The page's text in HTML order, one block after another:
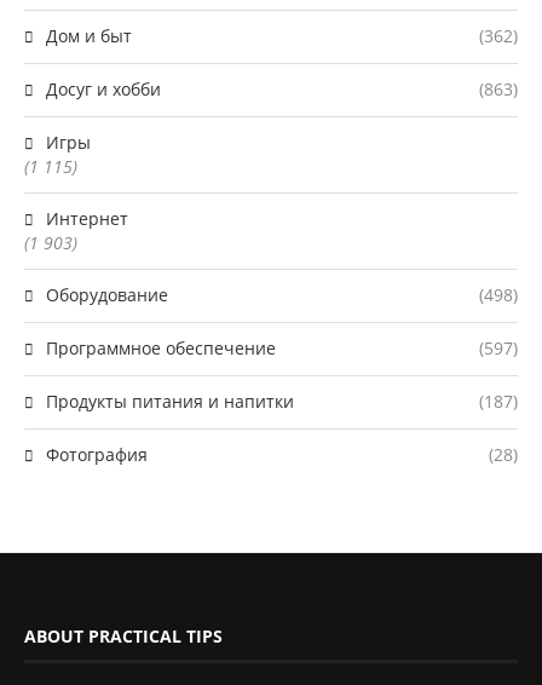
Дом и быт (362)
Досуг и хобби (863)
Игры
(1 115)
Интернет
(1 903)
Оборудование (498)
Программное обеспечение (597)
Продукты питания и напитки (187)
Фотография (28)
ABOUT PRACTICAL TIPS